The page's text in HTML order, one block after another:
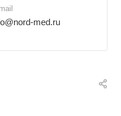
med.ru